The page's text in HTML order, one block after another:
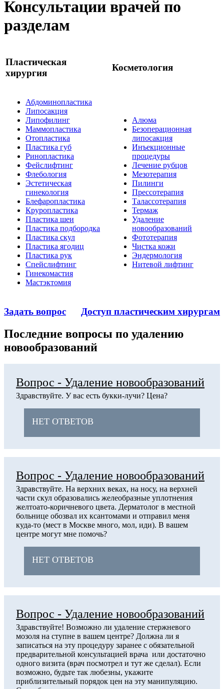
Консультации врачей по
разделам
Пластическая
хирургия
Косметология
Абдоминопластика
Липосакция
Липофилинг
Маммопластика
Отопластика
Пластика губ
Ринопластика
Фейслифтинг
Флебология
Эстетическая
гинекология
Блефаропластика
Круропластика
Пластика шеи
Пластика подбородка
Пластика скул
Пластика ягодиц
Пластика рук
Спейслифтинг
Гинекомастия
Мастэктомия
Алюма
Безоперационная
липосакция
Инъекционные
процедуры
Лечение рубцов
Мезотерапия
Пилинги
Прессотерапия
Талассотерапия
Термаж
Удаление
новообразований
Фототерапия
Чистка кожи
Эндермология
Нитевой лифтинг
Задать вопрос Доступ пластическим хирургам
Последние вопросы по удалению
новообразований
Вопрос - Удаление новообразований
Здравствуйте. У вас есть букки-лучи? Цена?
НЕТ ОТВЕТОВ
Вопрос - Удаление новообразований
Здравствуйте. На верхних веках, на носу, на верхней
части скул образовались желеобразные уплотнения
желтоато-коричневого цвета. Дерматолог в местной
больнице обозвал их ксантомами и отправил меня
куда-то (мест в Москве много, мол, иди). В вашем
центре могут мне помочь?
НЕТ ОТВЕТОВ
Вопрос - Удаление новообразований
Здравствуйте! Возможно ли удаление стержневого
мозоля на ступне в вашем центре? Должна ли я
записаться на эту процедуру заранее с обязательной
предварительной консультацией врача или достаточно
одного визита (врач посмотрел и тут же сделал). Если
возможно, будьте так любезны, укажите
приблизительный порядок цен на эту манипуляцию.